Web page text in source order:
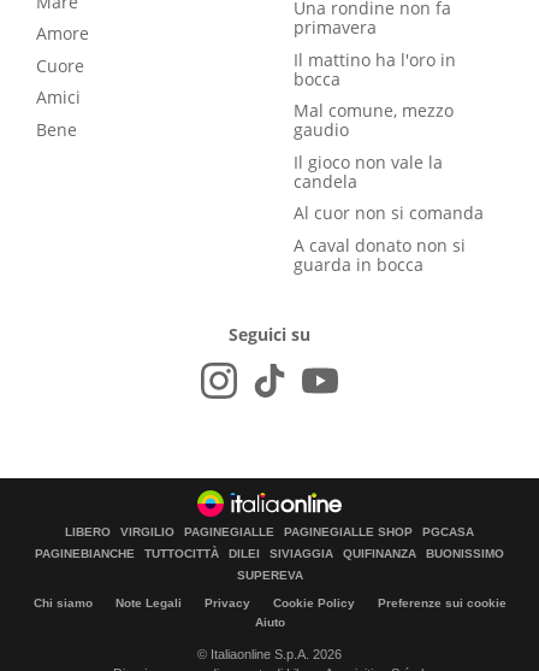
Amore
Cuore
Amici
Bene
Una rondine non fa
primavera
Il mattino ha l'oro in
bocca
Mal comune, mezzo
gaudio
Il gioco non vale la
candela
Al cuor non si comanda
A caval donato non si
guarda in bocca
Seguici su
LIBERO VIRGILIO PAGINEGIALLE PAGINEGIALLE SHOP
PGCASA
PAGINEBIANCHE
TUTTOCITTÀ DILEI SIVIAGGIA QUIFINANZA
BUONISSIMO
SUPEREVA
Chi siamo Note Legali Privacy Cookie Policy
Preferenze sui cookie
Aiuto
© Italiaonline S.p.A. 2026